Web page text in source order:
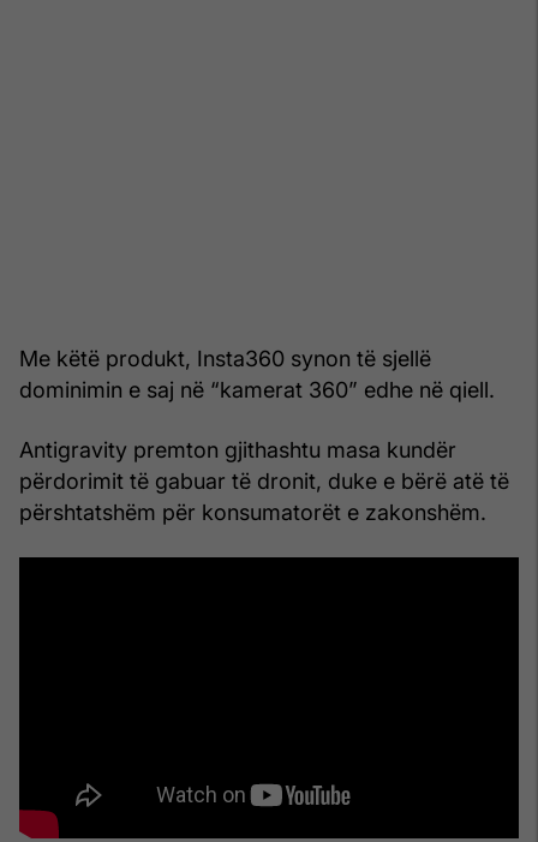
Me këtë produkt, Insta360 synon të sjellë
dominimin e saj në “kamerat 360” edhe në qiell.
Antigravity premton gjithashtu masa kundër
përdorimit të gabuar të dronit, duke e bërë atë të
përshtatshëm për konsumatorët e zakonshëm.